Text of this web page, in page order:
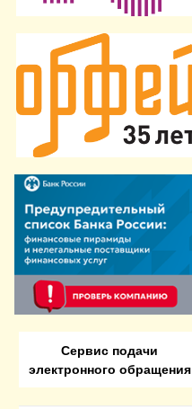
Сервис подачи
электронного обращения